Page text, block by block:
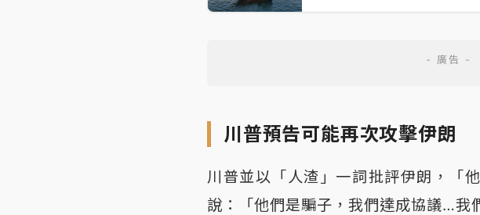
川普預告可能再次攻擊伊朗
川普並以「人渣」一詞批評伊朗，「
說：「他們是騙子，我們達成協議…我